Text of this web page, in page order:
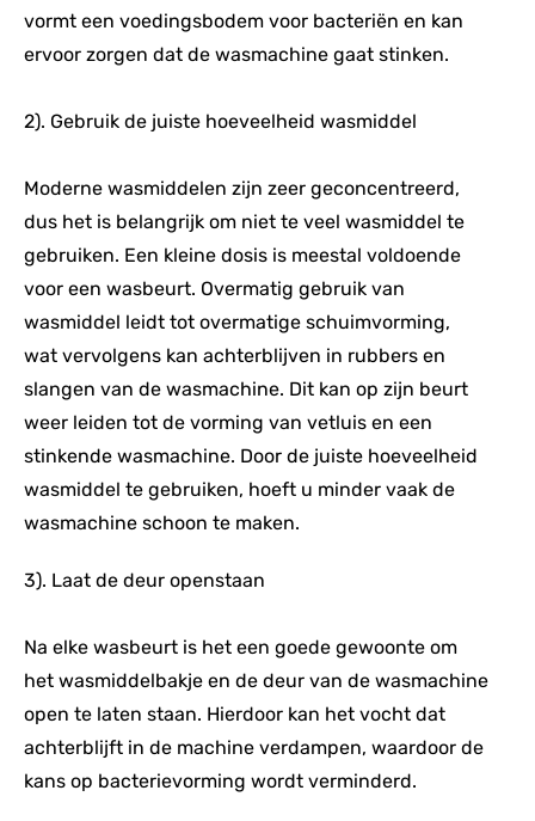
vormt een voedingsbodem voor bacteriën en kan
ervoor zorgen dat de wasmachine gaat stinken.
2). Gebruik de juiste hoeveelheid wasmiddel
Moderne wasmiddelen zijn zeer geconcentreerd,
dus het is belangrijk om niet te veel wasmiddel te
gebruiken. Een kleine dosis is meestal voldoende
voor een wasbeurt. Overmatig gebruik van
wasmiddel leidt tot overmatige schuimvorming,
wat vervolgens kan achterblijven in rubbers en
slangen van de wasmachine. Dit kan op zijn beurt
weer leiden tot de vorming van vetluis en een
stinkende wasmachine. Door de juiste hoeveelheid
wasmiddel te gebruiken, hoeft u minder vaak de
wasmachine schoon te maken.
3). Laat de deur openstaan
Na elke wasbeurt is het een goede gewoonte om
het wasmiddelbakje en de deur van de wasmachine
open te laten staan. Hierdoor kan het vocht dat
achterblijft in de machine verdampen, waardoor de
kans op bacterievorming wordt verminderd.